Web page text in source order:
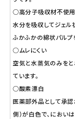
○高分子吸収材不使用
水分を吸収してジェ
ふかふかの綿状パルプ
○ムレにくい
空気と水蒸気のみをと
ています。
○酸素漂白
医薬部外品として承認
側）が白色で、におい